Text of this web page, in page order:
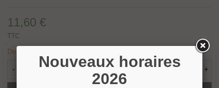
11,60 €
TTC
Derniers articles en stock
- +
Nouveaux horaires
2026